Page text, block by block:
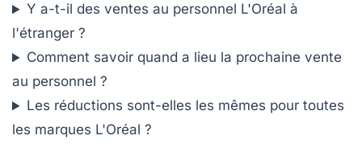
Y a-t-il des ventes au personnel L'Oréal à
l'étranger ?
Comment savoir quand a lieu la prochaine vente
au personnel ?
Les réductions sont-elles les mêmes pour toutes
les marques L'Oréal ?